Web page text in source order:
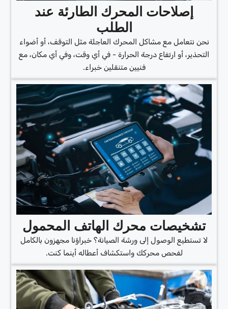
إصلاحات المحرك الطارئة عند
الطلب
نحن نتعامل مع مشاكل المحرك العاجلة مثل التوقف، أو أضواء
التحذير، أو ارتفاع درجة الحرارة - في أي وقت، وفي أي مكان، مع
فنيين متنقلين خبراء.
تشخيصات محرك الهاتف المحمول
لا تستطيع الوصول إلى ورشة الصيانة؟ خبراؤنا مجهزون بالكامل
لفحص محركك واستكشاف أعطاله أينما كنت.